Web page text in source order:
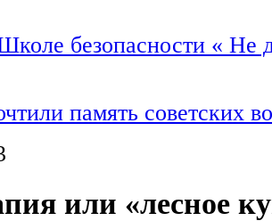
безопасности « Не
память советских
или «лесное